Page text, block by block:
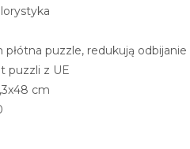
puzzle, redukują odbijanie
puzzli z UE
cm